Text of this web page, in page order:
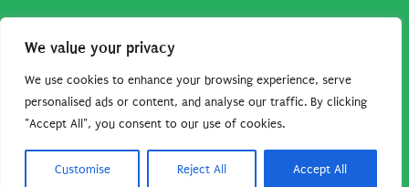
We value your privacy
We use cookies to enhance your browsing experience, serve
personalised ads or content, and analyse our traffic. By clicking
"Accept All", you consent to our use of cookies.
Customise Reject All Accept All
associato Amazon percepisce dei ricavi da acquisti idonei.
Tutti i guadagni sono direttamente reinvestiti in questo sito
per continuare a condividere tutorial e risorse per gli amanti
dei cartoon. Grazie per il vostro sostegno!
Barbara Basso - P. Iva 09792641004